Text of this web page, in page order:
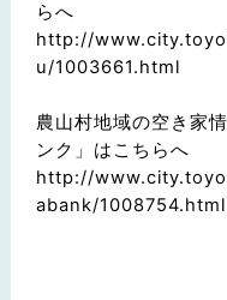
らへ
http://
u/1003661.html
農山村地域の空き家
ンク」はこちらへ
http://
abank/1008754.html